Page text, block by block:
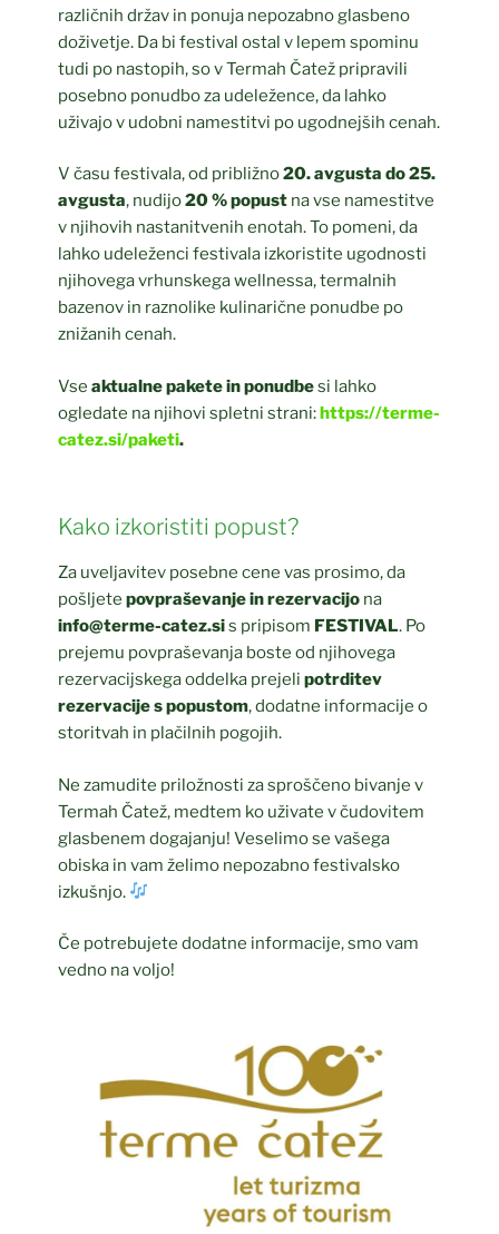
različnih držav in ponuja nepozabno glasbeno
doživetje. Da bi festival ostal v lepem spominu
tudi po nastopih, so v Termah Čatež pripravili
posebno ponudbo za udeležence, da lahko
uživajo v udobni namestitvi po ugodnejših cenah.
V času festivala, od približno20. avgusta do 25.
avgusta, nudijo20 % popust na vse namestitve
v njihovih nastanitvenih enotah. To pomeni, da
lahko udeleženci festivala izkoristite ugodnosti
njihovega vrhunskega wellnessa, termalnih
bazenov in raznolike kulinarične ponudbe po
znižanih cenah.
Vseaktualne pakete in ponudbesi lahko
ogledate na njihovi spletni strani:https://terme-
catez.si/paketi.
Kako izkoristiti popust?
Za uveljavitev posebne cene vas prosimo, da
pošljetepovpraševanje in rezervacijo na
info@terme-catez.sis pripisom FESTIVAL. Po
prejemu povpraševanja boste od njihovega
rezervacijskega oddelka prejelipotrditev
rezervacije s popustom, dodatne informacije o
storitvah in plačilnih pogojih.
Ne zamudite priložnosti za sproščeno bivanje v
Termah Čatež, medtem ko uživate v čudovitem
glasbenem dogajanju! Veselimo se vašega
obiska in vam želimo nepozabno festivalsko
izkušnjo.
Če potrebujete dodatne informacije, smo vam
vedno na voljo!